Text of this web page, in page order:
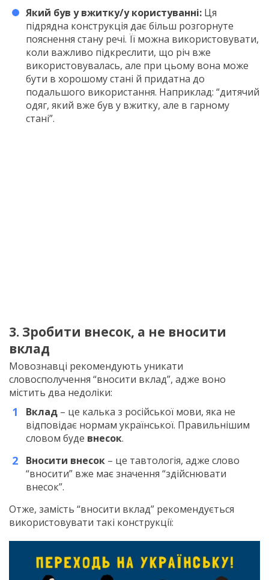
Який був у вжитку/у користуванні: Ця
підрядна конструкція дає більш розгорнуте
пояснення стану речі. Її можна використовувати,
коли важливо підкреслити, що річ вже
використовувалась, але при цьому вона може
бути в хорошому стані й придатна до
подальшого використання. Наприклад: “дитячий
одяг, який вже був у вжитку, але в гарному
стані”.
3. Зробити внесок, а не вносити
вклад
Мовознавці рекомендують уникати
словосполучення “вносити вклад”, адже воно
містить два недоліки:
Вклад – це калька з російської мови, яка не
відповідає нормам української. Правильнішим
словом буде внесок.
Вносити внесок – це тавтологія, адже слово
“вносити” вже має значення “здійснювати
внесок”.
Отже, замість “вносити вклад” рекомендується
використовувати такі конструкції: